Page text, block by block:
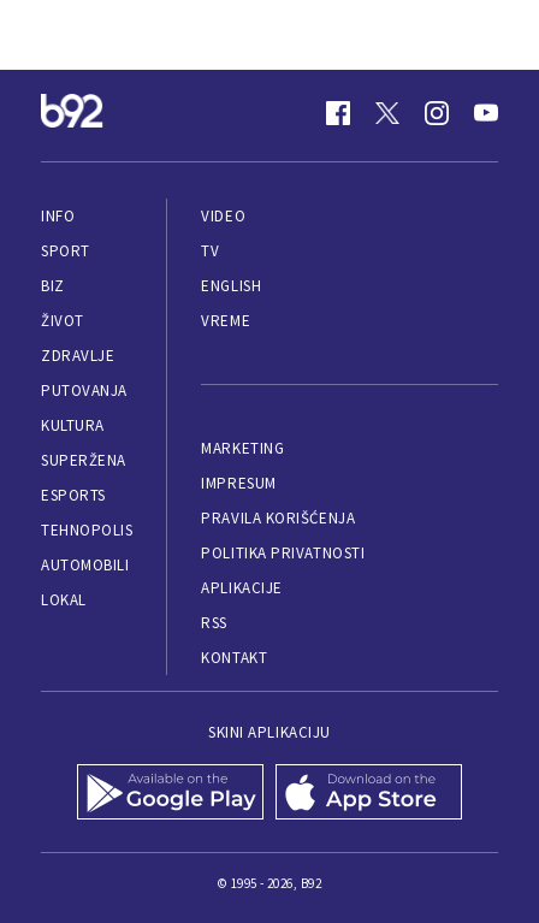
INFO
SPORT
BIZ
ŽIVOT
ZDRAVLJE
PUTOVANJA
KULTURA
SUPERŽENA
ESPORTS
TEHNOPOLIS
AUTOMOBILI
LOKAL
VIDEO
TV
ENGLISH
VREME
MARKETING
IMPRESUM
PRAVILA KORIŠĆENJA
POLITIKA PRIVATNOSTI
APLIKACIJE
RSS
KONTAKT
SKINI APLIKACIJU
© 1995 - 2026, B92